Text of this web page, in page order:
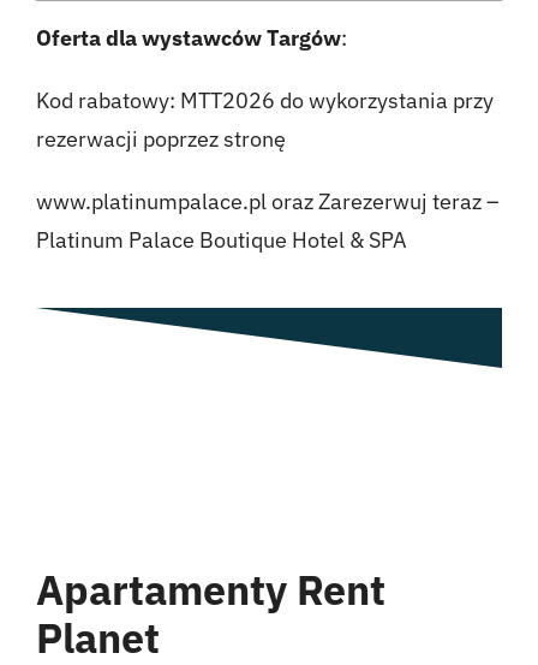
Oferta dla wystawców Targów:
Kod rabatowy: MTT2026 do wykorzystania przy
rezerwacji poprzez stronę
www.platinumpalace.plorazZarezerwuj teraz –
Platinum Palace Boutique Hotel & SPA
Apartamenty Rent
Planet